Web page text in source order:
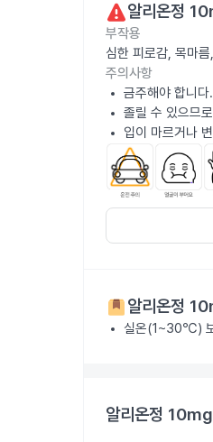
알리온정
부작용
심한 피로감, 목마
주의사항
금주해야 합니다.
졸릴 수 있으므
입이 마르거나
알리온정
실온(1~30℃)
알리온정 10mg